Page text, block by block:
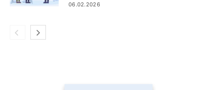
strategier og risikostyring
06.02.2026